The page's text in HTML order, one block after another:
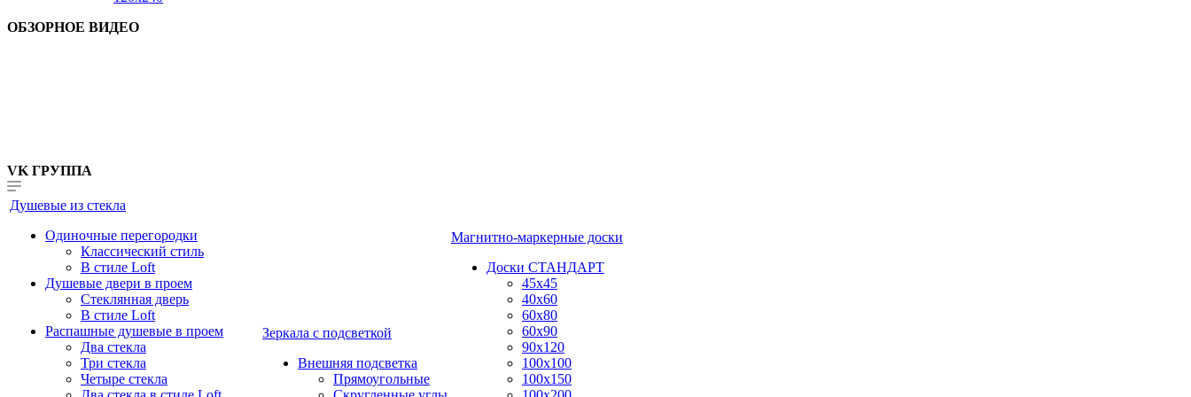
ОБЗОРНОЕ ВИДЕО
VK ГРУППА
Душевые из стекла
Одиночные перегородки
Классический стиль
В стиле Loft
Душевые двери в проем
Стеклянная дверь
В стиле Loft
Распашные душевые в проем
Два стекла
Три стекла
Четыре стекла
Зеркала с подсветкой
Внешняя подсветка
Прямоугольные
Магнитно-маркерные доски
Доски СТАНДАРТ
45x45
40x60
60x80
60x90
90x120
100x100
100x150